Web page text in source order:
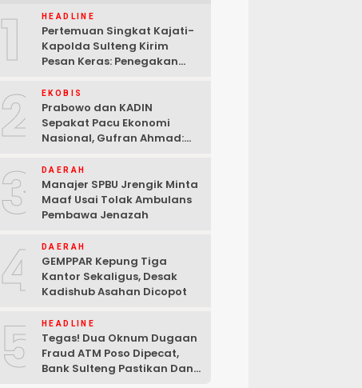
1 HEADLINE
Pertemuan Singkat Kajati-
Kapolda Sulteng Kirim
Pesan Keras: Penegakan
2 EKOBIS
Prabowo dan KADIN
Sepakat Pacu Ekonomi
Nasional, Gufran Ahmad:
3 DAERAH
Manajer SPBU Jrengik Minta
Maaf Usai Tolak Ambulans
Pembawa Jenazah
4 DAERAH
GEMPPAR Kepung Tiga
Kantor Sekaligus, Desak
Kadishub Asahan Dicopot
5 HEADLINE
Tegas! Dua Oknum Dugaan
Fraud ATM Poso Dipecat,
Bank Sulteng Pastikan Dana